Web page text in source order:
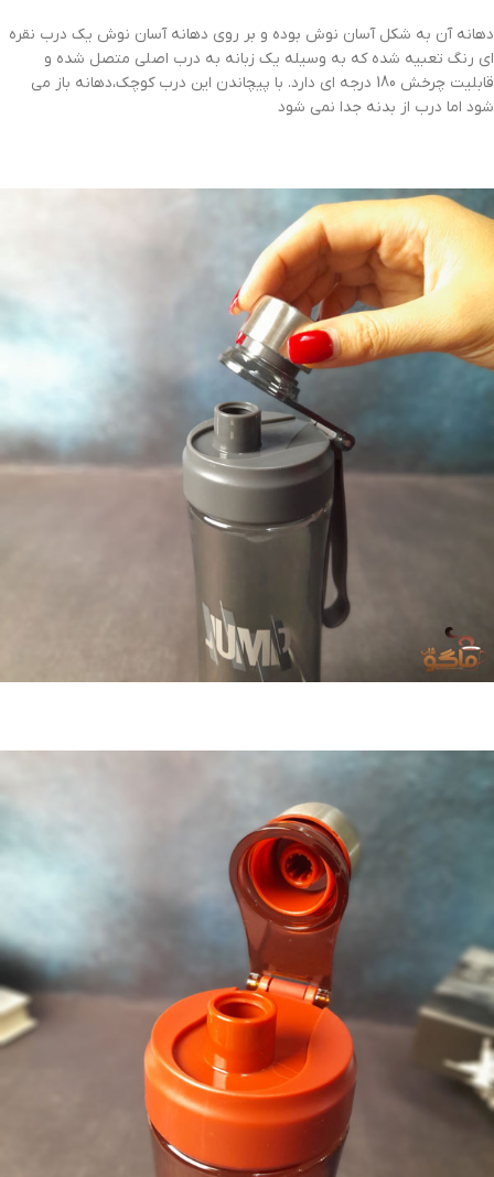
دهانه آن به شکل آسان نوش بوده و بر روی دهانه آسان نوش یک درب نقره
ای رنگ تعبیه شده که به وسیله یک زبانه به درب اصلی متصل شده و
قابلیت چرخش 180 درجه ای دارد. با پیچاندن این درب کوچک،دهانه باز می
شود اما درب از بدنه جدا نمی شود